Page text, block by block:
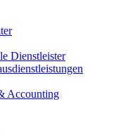
Dienstleister
Accounting